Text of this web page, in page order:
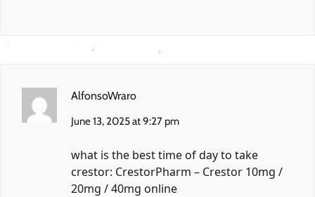
AlfonsoWraro
June 13, 2025 at 9:27 pm
what is the best time of day to take
crestor: CrestorPharm – Crestor 10mg /
20mg / 40mg online